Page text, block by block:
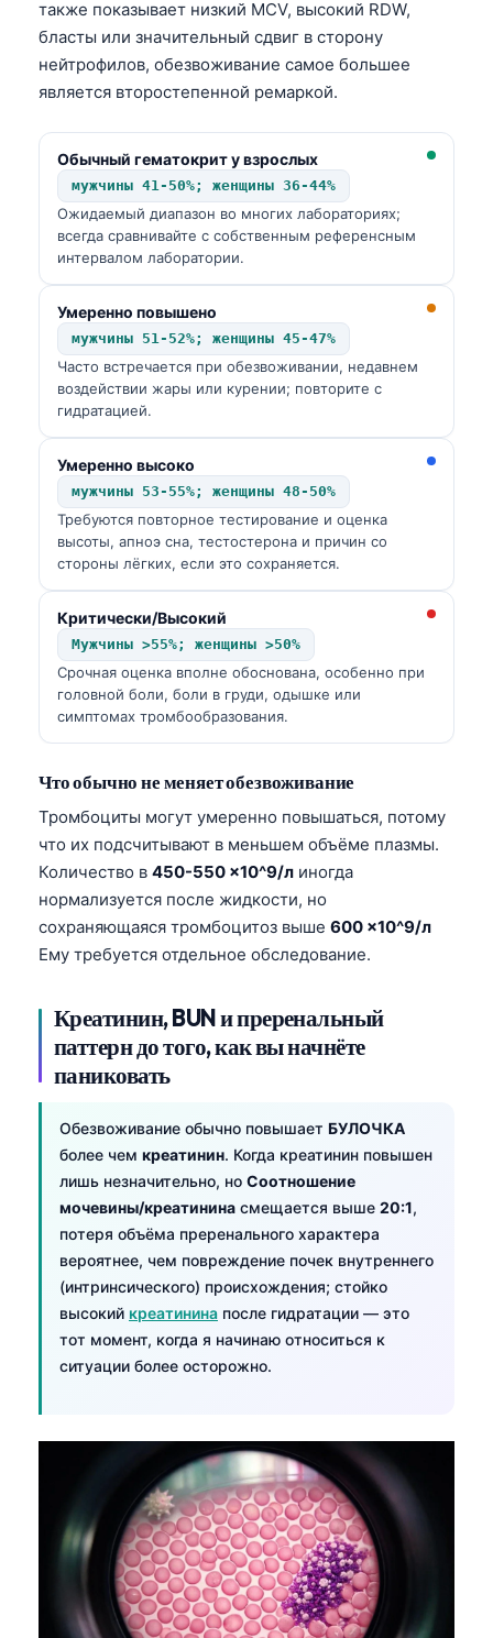
также показывает низкий MCV, высокий RDW,
бласты или значительный сдвиг в сторону
нейтрофилов, обезвоживание самое большее
является второстепенной ремаркой.
Обычный гематокрит у взрослых
мужчины 41-50%; женщины 36-44%
Ожидаемый диапазон во многих лабораториях;
всегда сравнивайте с собственным референсным
интервалом лаборатории.
Умеренно повышено
мужчины 51-52%; женщины 45-47%
Часто встречается при обезвоживании, недавнем
воздействии жары или курении; повторите с
гидратацией.
Умеренно высоко
мужчины 53-55%; женщины 48-50%
Требуются повторное тестирование и оценка
высоты, апноэ сна, тестостерона и причин со
стороны лёгких, если это сохраняется.
Критически/Высокий
Мужчины >55%; женщины >50%
Срочная оценка вполне обоснована, особенно при
головной боли, боли в груди, одышке или
симптомах тромбообразования.
Что обычно не меняет обезвоживание
Тромбоциты могут умеренно повышаться, потому
что их подсчитывают в меньшем объёме плазмы.
Количество в 450-550 ×10^9/л иногда
нормализуется после жидкости, но
сохраняющаяся тромбоцитоз выше 600 ×10^9/л
Ему требуется отдельное обследование.
Креатинин, BUN и преренальный
паттерн до того, как вы начнёте
паниковать
Обезвоживание обычно повышает БУЛОЧКА
более чем креатинин. Когда креатинин повышен
лишь незначительно, но Соотношение
мочевины/креатинина смещается выше 20:1,
потеря объёма преренального характера
вероятнее, чем повреждение почек внутреннего
(интринсического) происхождения; стойко
высокий креатинина после гидратации — это
тот момент, когда я начинаю относиться к
ситуации более осторожно.